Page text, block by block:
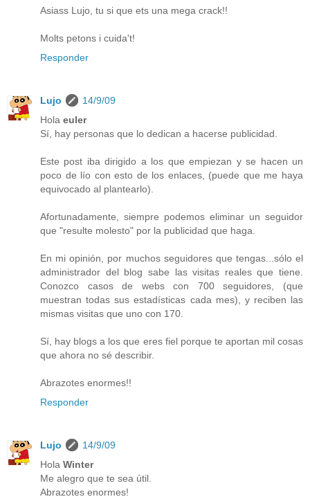
Asiass Lujo, tu si que ets una mega crack!!
Molts petons i cuida't!
Responder
Lujo
14/9/09
Hola euler
Sí, hay personas que lo dedican a hacerse publicidad.
Este post iba dirigido a los que empiezan y se hacen un
poco de lío con esto de los enlaces, (puede que me haya
equivocado al plantearlo).
Afortunadamente, siempre podemos eliminar un seguidor
que "resulte molesto" por la publicidad que haga.
En mi opinión, por muchos seguidores que tengas...sólo el
administrador del blog sabe las visitas reales que tiene.
Conozco casos de webs con 700 seguidores, (que
muestran todas sus estadísticas cada mes), y reciben las
mismas visitas que uno con 170.
Sí, hay blogs a los que eres fiel porque te aportan mil cosas
que ahora no sé describir.
Abrazotes enormes!!
Responder
Lujo
14/9/09
Hola Winter
Me alegro que te sea útil.
Abrazotes enormes!